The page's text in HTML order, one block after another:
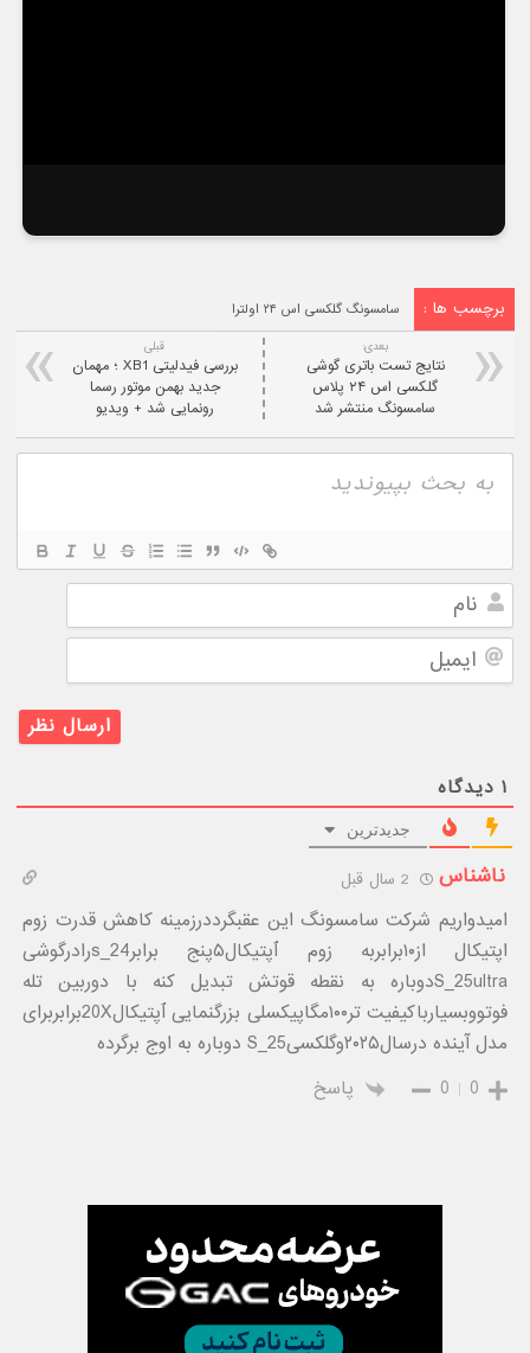
برچسب ها : سامسونگ گلکسی اس ۲۴ اولترا
قبلی
بررسی فیدلیتی XB1 ؛ مهمان
جدید بهمن موتور رسما
رونمایی شد + ویدیو
بعدی:
نتایج تست باتری گوشی
گلکسی اس ۲۴ پلاس
سامسونگ منتشر شد
نام
۱ دیدگاه
جدیدترین
ناشناس
امیدواریم شرکت سامسونگ این عقبگرددرزمینه کاهش قدرت زوم
اپتیکال از۱۰برابربه زوم ٱپتیکال۵پنج برابرs_24رادرگوشی
S_25ultraدوباره به نقطه قوتش تبدیل کنه با دوربین تله
فوتووبسیارباکیفیت تر۱۰۰مگاپیکسلی بزرگنمایی ٱپتیکال20Xبرابربرای
مدل آینده درسال۲۰۲۵وگلکسیS_25 دوباره به اوج برگرده
0
0 پاسخ